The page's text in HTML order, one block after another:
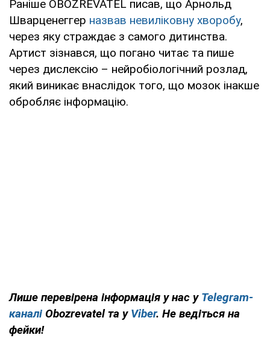
Раніше OBOZREVATEL писав, що Арнольд
Шварценеггер назвав невиліковну хворобу,
через яку страждає з самого дитинства.
Артист зізнався, що погано читає та пише
через дислексію – нейробіологічний розлад,
який виникає внаслідок того, що мозок інакше
обробляє інформацію.
Лише перевірена інформація у нас у Telegram-
каналі Obozrevatel та у Viber. Не ведіться на
фейки!